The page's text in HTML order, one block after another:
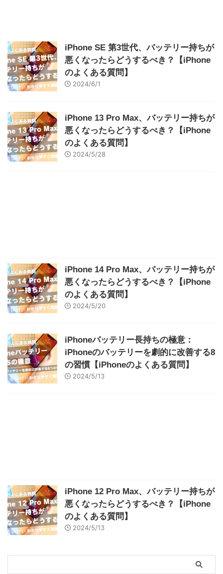
iPhone SE 第3世代、バッテリー持ちが
悪くなったらどうするべき？【iPhone
のよくある質問】
2024/6/1
iPhone 13 Pro Max、バッテリー持ちが
悪くなったらどうするべき？【iPhone
のよくある質問】
2024/5/28
iPhone 14 Pro Max、バッテリー持ちが
悪くなったらどうするべき？【iPhone
のよくある質問】
2024/5/20
iPhoneバッテリー長持ちの極意：
iPhoneのバッテリーを劇的に改善する8
の習慣【iPhoneのよくある質問】
2024/5/13
iPhone 12 Pro Max、バッテリー持ちが
悪くなったらどうするべき？【iPhone
のよくある質問】
2024/5/13